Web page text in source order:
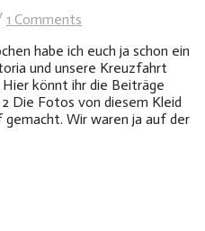
1 Comments
habe ich euch ja schon ein
und unsere Kreuzfahrt
könnt ihr die Beiträge
Die Fotos von diesem Kleid
Wir waren ja auf der